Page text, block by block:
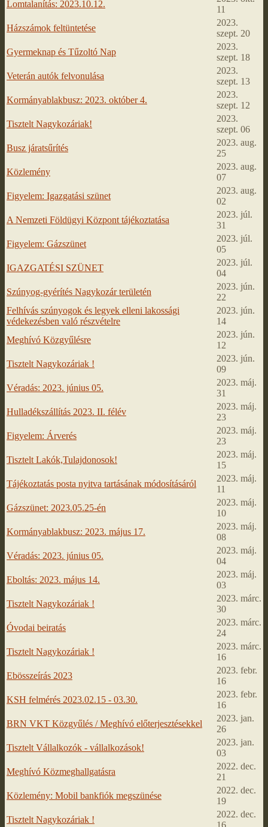
Lomtalanítás: 2023.10.12.
11
Házszámok feltüntetése
2023.
szept. 20
Gyermeknap és Tűzoltó Nap
2023.
szept. 18
Veterán autók felvonulása
2023.
szept. 13
Kormányablakbusz: 2023. október 4.
2023.
szept. 12
Tisztelt Nagykozáriak!
2023.
szept. 06
Busz járatsűrítés
2023. aug.
25
Közlemény
2023. aug.
07
Figyelem: Igazgatási szünet
2023. aug.
02
A Nemzeti Földügyi Központ tájékoztatása
2023. júl.
31
Figyelem: Gázszünet
2023. júl.
05
IGAZGATÉSI SZÜNET
2023. júl.
04
Szúnyog-gyérítés Nagykozár területén
2023. jún.
22
Felhívás szúnyogok és legyek elleni lakossági
védekezésben való részvételre
2023. jún.
14
Meghívó Közgyűlésre
2023. jún.
12
Tisztelt Nagykozáriak !
2023. jún.
09
Véradás: 2023. június 05.
2023. máj.
31
Hulladékszállítás 2023. II. félév
2023. máj.
23
Figyelem: Árverés
2023. máj.
23
Tisztelt Lakók,Tulajdonosok!
2023. máj.
15
Tájékoztatás posta nyitva tartásának módosításáról
2023. máj.
11
Gázszünet: 2023.05.25-én
2023. máj.
10
Kormányablakbusz: 2023. május 17.
2023. máj.
08
Véradás: 2023. június 05.
2023. máj.
04
Eboltás: 2023. május 14.
2023. máj.
03
Tisztelt Nagykozáriak !
2023. márc.
30
Óvodai beiratás
2023. márc.
24
Tisztelt Nagykozáriak !
2023. márc.
16
Ebösszeírás 2023
2023. febr.
16
KSH felmérés 2023.02.15 - 03.30.
2023. febr.
16
BRN VKT Közgyűlés / Meghívó előterjesztésekkel
2023. jan.
26
Tisztelt Vállalkozók - vállalkozások!
2023. jan.
03
Meghívó Közmeghallgatásra
2022. dec.
21
Közlemény: Mobil bankfiók megszünése
2022. dec.
19
Tisztelt Nagykozáriak !
2022. dec.